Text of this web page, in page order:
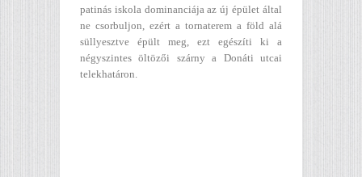
patinás iskola dominanciája az új épület által
ne csorbuljon, ezért a tornaterem a föld alá
süllyesztve épült meg, ezt egészíti ki a
négyszintes öltözői szárny a Donáti utcai
telekhatáron.